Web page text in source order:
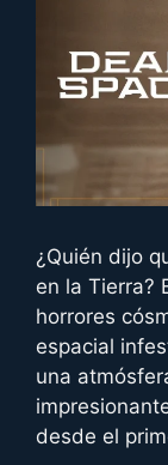
¿Quién dijo
en la Tierra?
horrores
espacial
una
desde el